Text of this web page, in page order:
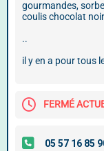
gourmandes,
coulis chocolat
..
il y en a pour tous
FERMÉ